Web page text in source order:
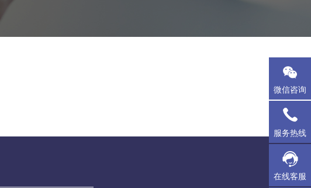
微信咨询
服务热线
在线客服